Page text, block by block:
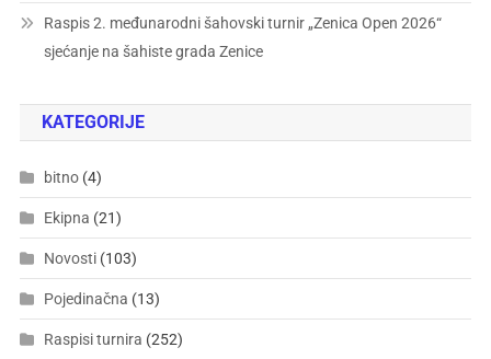
Raspis 2. međunarodni šahovski turnir „Zenica Open 2026“
sjećanje na šahiste grada Zenice
KATEGORIJE
bitno(4)
Ekipna (21)
Novosti(103)
Pojedinačna (13)
Raspisi turnira (252)